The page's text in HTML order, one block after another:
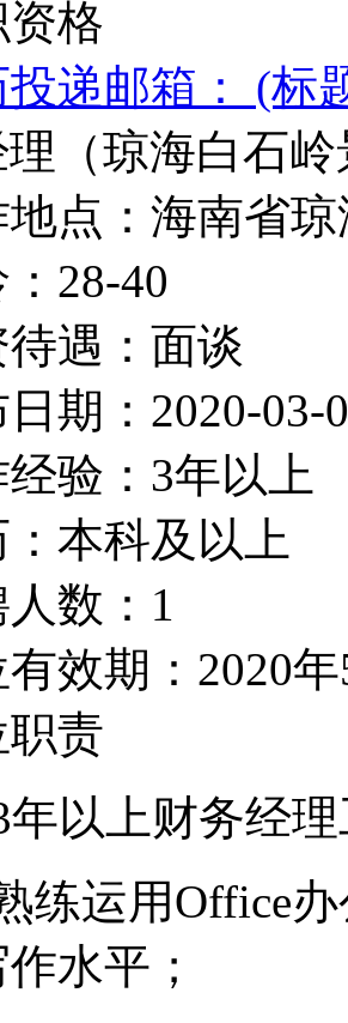
格
投递邮箱： (标
（琼海白石
点：海南省
28-40
遇：面谈
期：2020-03-
验：3年以上
本科及以上
数：1
效期：2020
职责
年以上财务经
练运用Office
水平；